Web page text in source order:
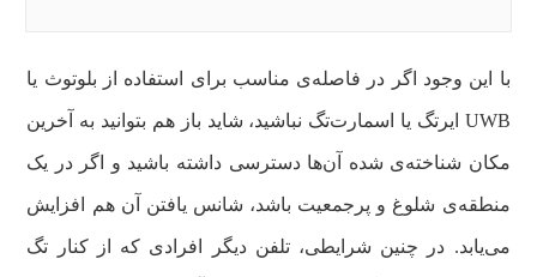
با این وجود اگر در فاصله‌ی مناسب برای استفاده از بلوتوث یا
UWB ایرتگ یا اسمارت‌تگ نباشید، شاید باز هم بتوانید به آخرین
مکان شناخته‌ی شده آن‌ها دسترسی داشته باشید و اگر در یک
منطقه‌ی شلوغ و پرجمعیت باشد، شانس یافتن آن هم افزایش
می‌یابد. در چنین شرایطی، تلفن دیگر افرادی که از کنار تگ